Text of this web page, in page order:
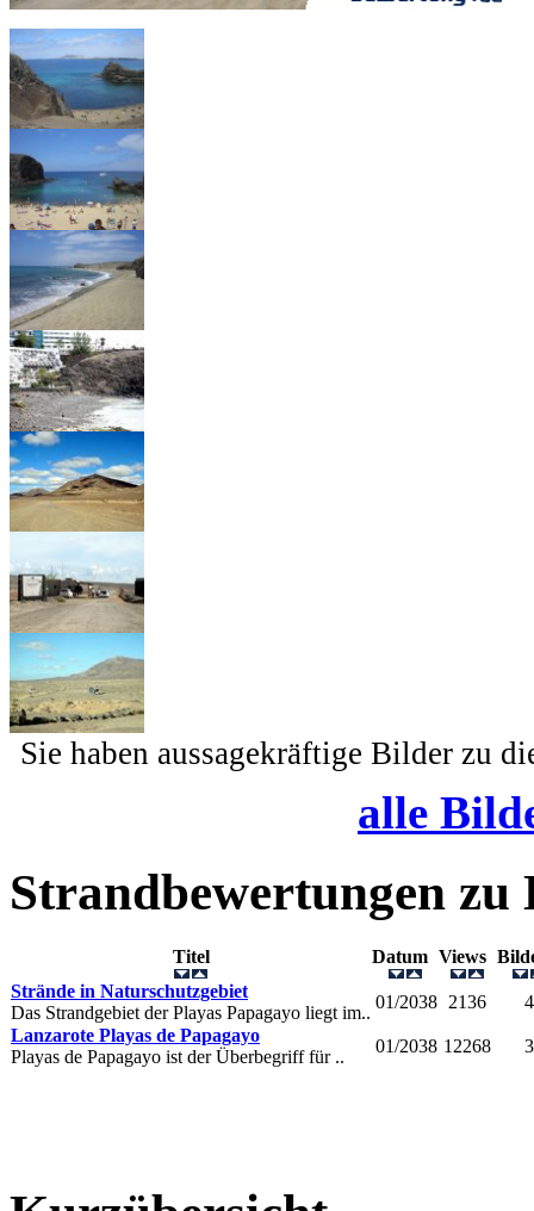
Sie haben aussagekräftige Bilder zu
alle
Strandbewertungen zu
Titel Datum Views
Strände in Naturschutzgebiet
Das Strandgebiet der Playas Papagayo liegt im..
01/2038 2136
4
Lanzarote Playas de Papagayo
Playas de Papagayo ist der Überbegriff für ..
01/2038 12268 3